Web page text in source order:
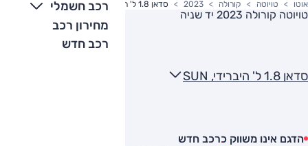
רכב חשמלי
מחירון רכב
רכב חדש
אוטו טויוטה קורולה 2023 סדאן 1.8 ל' היברידי, SUN
טויוטה קורולה 2023 יד שניה
סדאן 1.8 ל' היברידי, SUN
הדגם אינו משווק כרכב חדש